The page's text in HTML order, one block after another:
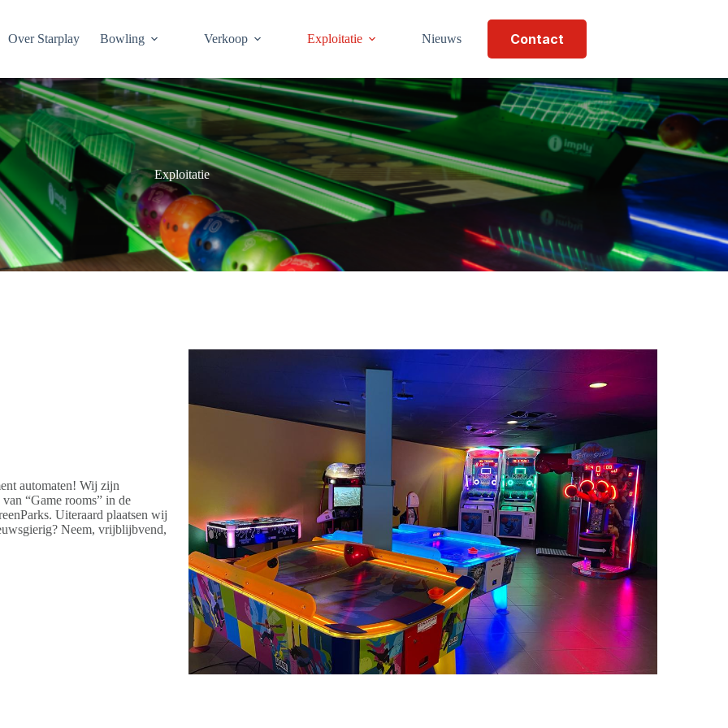
Over Starplay Bowling Verkoop Exploitatie Nieuws Contact
Exploitatie
automaten! Wij zijn
“Game rooms” in de
Uiteraard plaatsen wij
Neem, vrijblijbvend,